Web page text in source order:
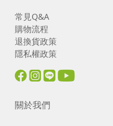
常見Q&A
購物流程
退換貨政策
隱私權政策
關於我們